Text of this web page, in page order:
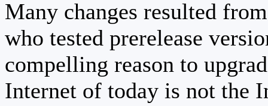
Many changes resulted
who tested prerelease
compelling reason to
Internet of today is not the